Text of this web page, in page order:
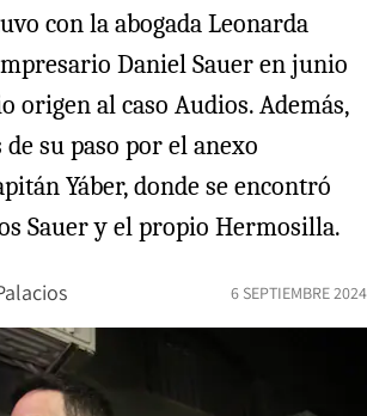
con la abogada Leonarda
Daniel Sauer en junio
origen al caso Audios. Además,
su paso por el anexo
Yáber, donde se encontró
Sauer y el propio Hermosilla.
6 SEPTIEMBRE 2024